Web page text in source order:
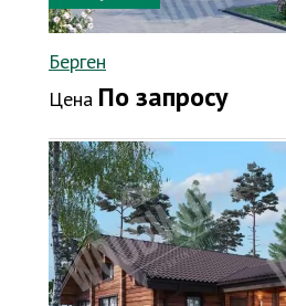
Берген
Цена По запросу